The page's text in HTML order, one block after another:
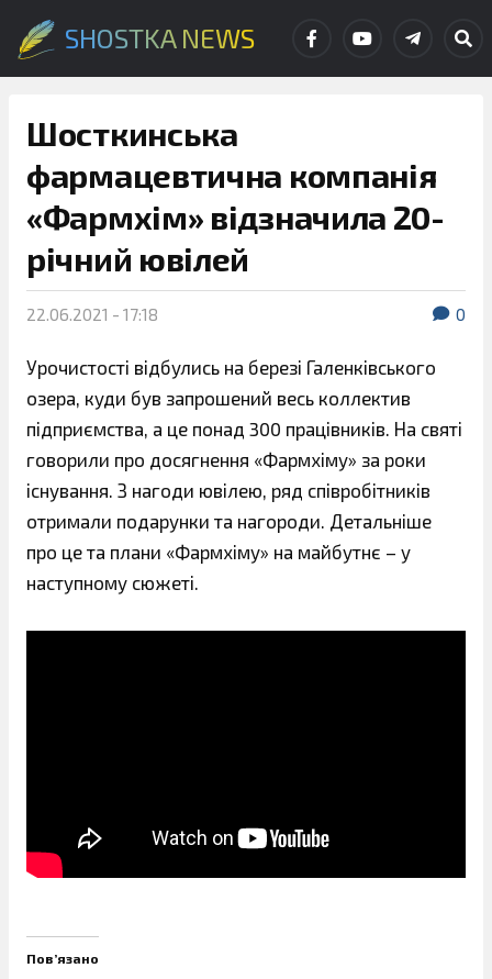
SHOSTKA NEWS
Шосткинська
фармацевтична компанія
«Фармхім» відзначила 20-
річний ювілей
22.06.2021 - 17:18 0
Урочистості відбулись на березі Галенківського
озера, куди був запрошений весь коллектив
підприємства, а це понад 300 працівників. На святі
говорили про досягнення «Фармхіму» за роки
існування. З нагоди ювілею, ряд співробітників
отримали подарунки та нагороди. Детальніше
про це та плани «Фармхіму» на майбутнє – у
наступному сюжеті.
Пов’язано